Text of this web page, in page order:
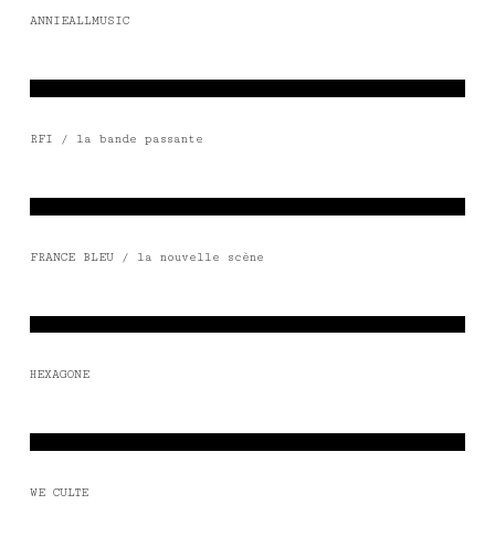
ANNIEALLMUSIC
RFI / la bande passante
FRANCE BLEU / la nouvelle scène
HEXAGONE
WE CULTE